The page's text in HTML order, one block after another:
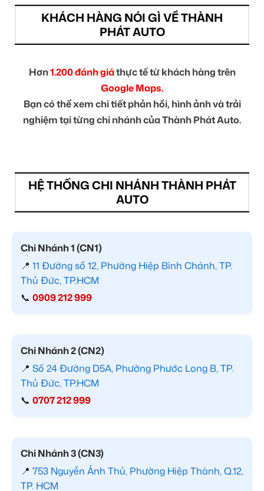
KHÁCH HÀNG NÓI GÌ VỀ THÀNH
PHÁT AUTO
Hơn1.200 đánh giáthực tế từ khách hàng trên
Google Maps.
Bạn có thể xem chi tiết phản hồi, hình ảnh và trải
nghiệm tại từng chi nhánh của Thành Phát Auto.
HỆ THỐNG CHI NHÁNH THÀNH PHÁT
AUTO
Chi Nhánh 1 (CN1)
📍 11 Đường số 12, Phường Hiệp Bình Chánh, TP.
Thủ Đức, TP.HCM
📞 0909 212 999
Chi Nhánh 2 (CN2)
📍 Số 24 Đường D5A, Phường Phước Long B, TP.
Thủ Đức, TP.HCM
📞 0707 212 999
Chi Nhánh 3 (CN3)
📍 753 Nguyễn Ảnh Thủ, Phường Hiệp Thành, Q.12,
TP. HCM